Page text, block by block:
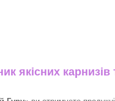
якісних карнизів